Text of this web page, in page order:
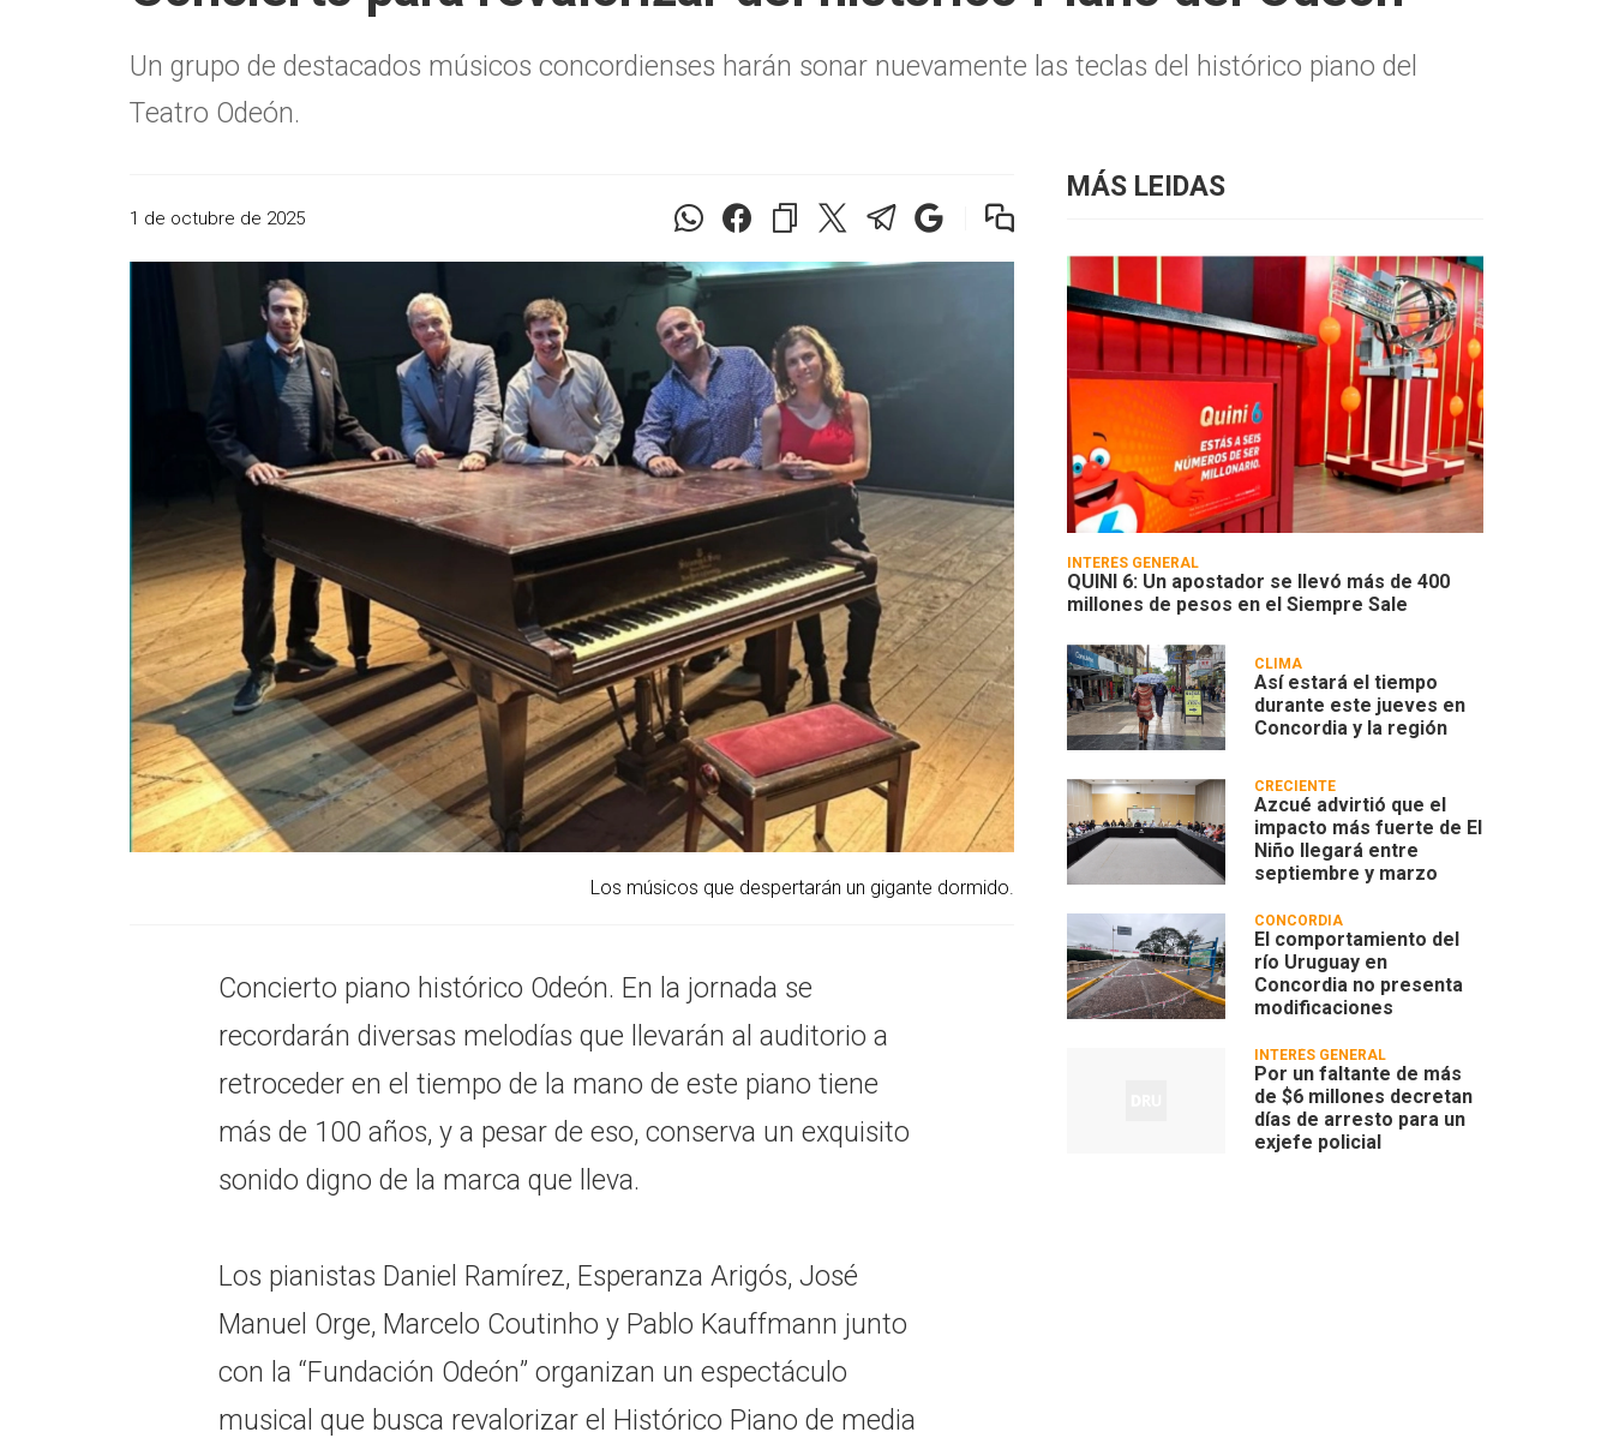
Un grupo de destacados músicos concordienses harán sonar nuevamente las teclas del histórico piano del
Teatro Odeón.
1 de octubre de 2025
Los músicos que despertarán un gigante dormido.
Concierto piano histórico Odeón. En la jornada se
recordarán diversas melodías que llevarán al auditorio a
retroceder en el tiempo de la mano de este piano tiene
más de 100 años, y a pesar de eso, conserva un exquisito
sonido digno de la marca que lleva.
Los pianistas Daniel Ramírez, Esperanza Arigós, José
Manuel Orge, Marcelo Coutinho y Pablo Kauffmann junto
con la “Fundación Odeón” organizan un espectáculo
musical que busca revalorizar el Histórico Piano de media
MÁS LEIDAS
INTERÉS GENERAL
QUINI 6: Un apostador se llevó más de 400
millones de pesos en el Siempre Sale
CLIMA
Así estará el tiempo
durante este jueves en
Concordia y la región
CRECIENTE
Azcué advirtió que el
impacto más fuerte de El
Niño llegará entre
septiembre y marzo
CONCORDIA
El comportamiento del
río Uruguay en
Concordia no presenta
modificaciones
INTERÉS GENERAL
Por un faltante de más
de $6 millones decretan
días de arresto para un
exjefe policial